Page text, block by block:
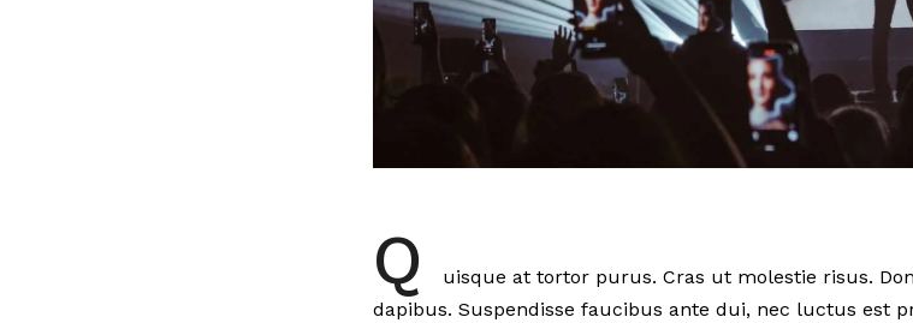
Q
uisque at tortor purus. Cras ut molestie risus.
dapibus. Suspendisse faucibus ante dui, nec luctus est